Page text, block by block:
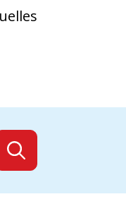
Angebote